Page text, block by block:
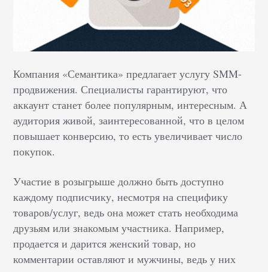
Компания «Семантика» предлагает услугу SMM-
продвижения. Специалисты гарантируют, что
аккаунт станет более популярным, интересным. А
аудитория живой, заинтересованной, что в целом
повышает конверсию, то есть увеличивает число
покупок.
Участие в розыгрыше должно быть доступно
каждому подписчику, несмотря на специфику
товаров/услуг, ведь она может стать необходима
друзьям или знакомым участника. Например,
продается и дарится женский товар, но
комментарии оставляют и мужчины, ведь у них